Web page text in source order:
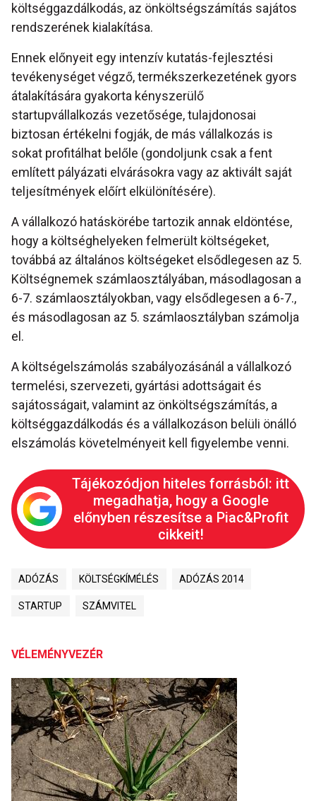
költséggazdálkodás, az önköltségszámítás sajátos
rendszerének kialakítása.
Ennek előnyeit egy intenzív kutatás-fejlesztési
tevékenységet végző, termékszerkezetének gyors
átalakítására gyakorta kényszerülő
startupvállalkozás vezetősége, tulajdonosai
biztosan értékelni fogják, de más vállalkozás is
sokat profitálhat belőle (gondoljunk csak a fent
említett pályázati elvárásokra vagy az aktivált saját
teljesítmények előírt elkülönítésére).
A vállalkozó hatáskörébe tartozik annak eldöntése,
hogy a költséghelyeken felmerült költségeket,
továbbá az általános költségeket elsődlegesen az 5.
Költségnemek számlaosztályában, másodlagosan a
6-7. számlaosztályokban, vagy elsődlegesen a 6-7.,
és másodlagosan az 5. számlaosztályban számolja
el.
A költségelszámolás szabályozásánál a vállalkozó
termelési, szervezeti, gyártási adottságait és
sajátosságait, valamint az önköltségszámítás, a
költséggazdálkodás és a vállalkozáson belüli önálló
elszámolás követelményeit kell figyelembe venni.
Tájékozódjon hiteles forrásból: itt
megadhatja, hogy a Google
előnyben részesítse a Piac&Profit
cikkeit!
ADÓZÁS KÖLTSÉGKÍMÉLÉS ADÓZÁS 2014
STARTUP SZÁMVITEL
VÉLEMÉNYVEZÉR